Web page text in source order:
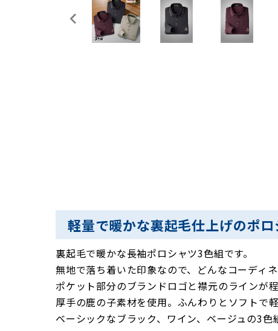
軽量で暖かな裏起毛仕上げのポロ
裏起毛で暖かな長袖ポロシャツ3色組です。
無地で落ち着いた印象なので、どんなコーディ
ポケット部分のブランドロゴと襟元のラインが
厚手の鹿の子素材を使用。ふんわりとソフトで
ベーシックなブラック、ワイン、ベージュの3色